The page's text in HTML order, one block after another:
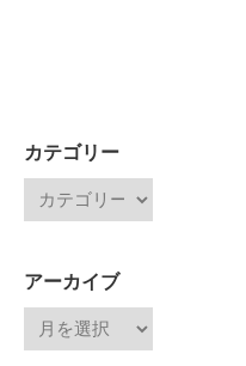
カテゴリー
アーカイブ